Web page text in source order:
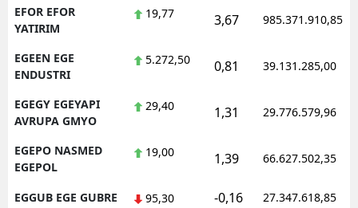
EFOR EFOR
YATIRIM
19,77 3,67 985.371.910,85
EGEEN EGE
ENDUSTRI
5.272,50 0,81 39.131.285,00
EGEGY EGEYAPI
AVRUPA GMYO
29,40 1,31 29.776.579,96
EGEPO NASMED
EGEPOL
19,00 1,39 66.627.502,35
EGGUB EGE GUBRE 95,30 -0,16 27.347.618,85